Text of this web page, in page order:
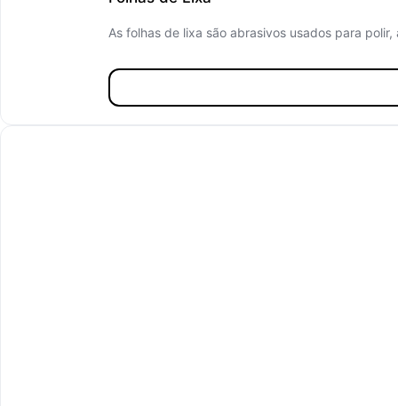
As folhas de lixa são abrasivos usados para